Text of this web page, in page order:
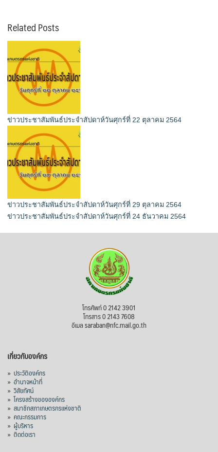
Related Posts
ข่าวประชาสัมพันธ์ประจำสัปดาห์วันศุกร์ที่ 22 ตุลาคม 2564
ข่าวประชาสัมพันธ์ประจำสัปดาห์วันศุกร์ที่ 29 ตุลาคม 2564
ข่าวประชาสัมพันธ์ประจำสัปดาห์วันศุกร์ที่ 24 ธันวาคม 2564
โทรศัพท์ 0 2142 3901
โทรสาร 0 2143 7608
อีเมล saraban@nfc.mail.go.th
เกี่ยวกับองค์กร
» ประวัติองค์กร
» อำนาจหน้าที่
» วิสัยทัศน์
» โครงสร้างขององค์กร
» สมาชิกสภาเกษตรกรแห่งชาติ
» คณะกรรมการ
» ผู้บริหาร
» ติดต่อเรา